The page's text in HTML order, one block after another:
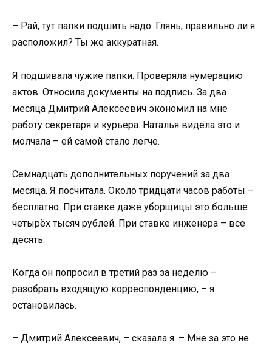
– Рай, тут папки подшить надо. Глянь, правильно ли я
расположил? Ты же аккуратная.
Я подшивала чужие папки. Проверяла нумерацию
актов. Относила документы на подпись. За два
месяца Дмитрий Алексеевич экономил на мне
работу секретаря и курьера. Наталья видела это и
молчала – ей самой стало легче.
Семнадцать дополнительных поручений за два
месяца. Я посчитала. Около тридцати часов работы –
бесплатно. При ставке даже уборщицы это больше
четырёх тысяч рублей. При ставке инженера – все
десять.
Когда он попросил в третий раз за неделю –
разобрать входящую корреспонденцию, – я
остановилась.
– Дмитрий Алексеевич, – сказала я. – Мне за это не